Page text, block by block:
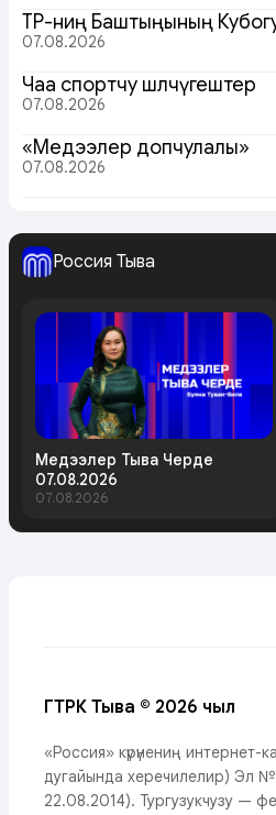
ТР-ниң Баштыңының
07.08.2026
Чаа спортчу шөлчүгештер
07.08.2026
«Медээлер допчулалы»
07.08.2026
Россия Тыва
Медээлер Тыва Черде
07.08.2026
07.08.2026
ГТРК Тыва © 2026 чыл
«Россия» күрүнениң интернет-
дугайында херечилелир) Эл
22.08.2014). Тургузукчузу —